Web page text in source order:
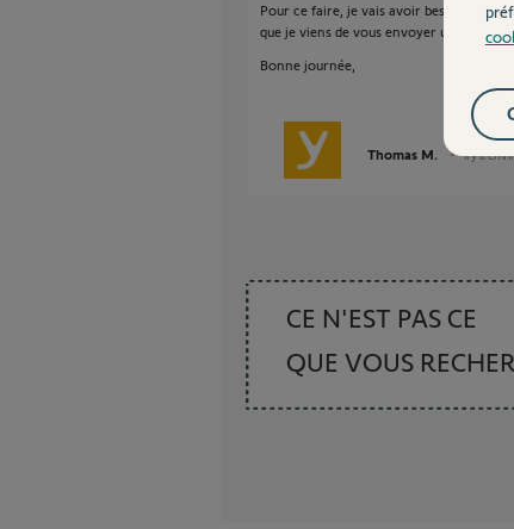
Pour ce faire, je vais avoir besoin
que je viens de vous envoyer un email.
Bonne journée,
Thomas M. il y a
CE N'EST PAS CE
QUE VOUS